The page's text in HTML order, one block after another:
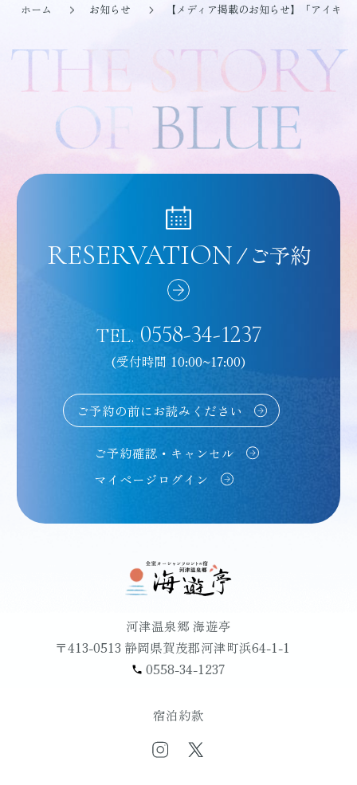
ホーム お知らせ 【メディア掲載のお知らせ】「アイキ
RESERVATION/ご予約
TEL. 0558-34-1237
(受付時間 10:00~17:00)
ご予約の前にお読みください
ご予約確認・キャンセル
マイページログイン
河津温泉郷 海遊亭
〒413-0513 静岡県賀茂郡河津町浜64-1-1
0558-34-1237
宿泊約款